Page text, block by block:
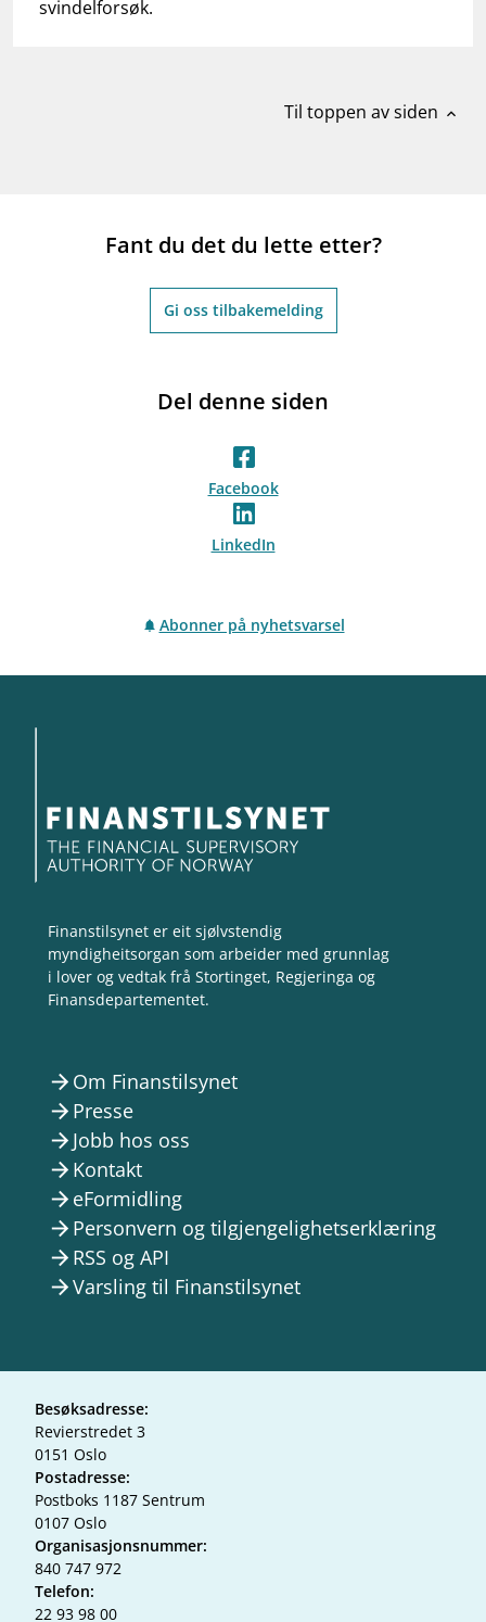
svindelforsøk.
Til toppen av siden expand_less
Fant du det du lette etter?
Gi oss tilbakemelding
Del denne siden
Facebook
LinkedIn
Abonner på nyhetsvarsel
Finanstilsynet er eit sjølvstendig
myndigheitsorgan som arbeider med grunnlag
i lover og vedtak frå Stortinget, Regjeringa og
Finansdepartementet.
arrow_forward Om Finanstilsynet
arrow_forward Presse
arrow_forward Jobb hos oss
arrow_forward Kontakt
arrow_forward eFormidling
arrow_forward Personvern og tilgjengelighetserklæring
arrow_forward RSS og API
arrow_forwardVarsling til Finanstilsynet
Besøksadresse:
Revierstredet 3
0151 Oslo
Postadresse:
Postboks 1187 Sentrum
0107 Oslo
Organisasjonsnummer:
840 747 972
Telefon:
22 93 98 00